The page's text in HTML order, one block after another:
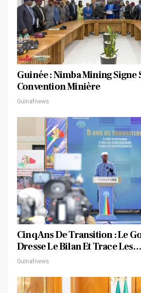
Guinée : Nimba Mining Signe
Convention Minière
Guinafnews
Cinq Ans De Transition : Le
Dresse Le Bilan Et Trace Les…
Guinafnews